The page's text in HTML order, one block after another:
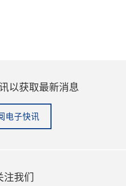
以获取最新消息
电子快讯
注我们